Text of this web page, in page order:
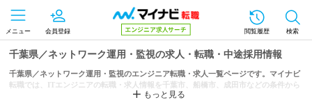
メニュー 会員登録 閲覧履歴 検索
千葉県／ネットワーク運用・監視の求人・転職・中途採用情報
千葉県／ネットワーク運用・監視のエンジニア転職・求人一覧ページです。マイナビ
転職では、ITエンジニアの転職・求人情報を千葉市、船橋市、成田市などの条件から
もっと見る